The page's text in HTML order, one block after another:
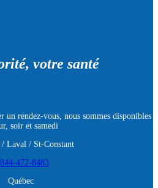
votre santé
rendez-vous, nous sommes disponibles
soir et samedi
Laval / St-Constant
472-8483
Québec